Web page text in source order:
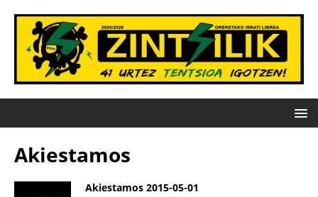
Akiestamos
Akiestamos 2015-05-01